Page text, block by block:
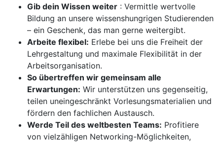
Gib dein Wissen weiter : Vermittle wertvolle
Bildung an unsere wissenshungrigen Studierenden
– ein Geschenk, das man gerne weitergibt.
Arbeite flexibel: Erlebe bei uns die Freiheit der
Lehrgestaltung und maximale Flexibilität in der
Arbeitsorganisation.
So übertreffen wir gemeinsam alle
Erwartungen: Wir unterstützen uns gegenseitig,
teilen uneingeschränkt Vorlesungsmaterialien und
fördern den fachlichen Austausch.
Werde Teil des weltbesten Teams: Profitiere
von vielzähligen Networking-Möglichkeiten,